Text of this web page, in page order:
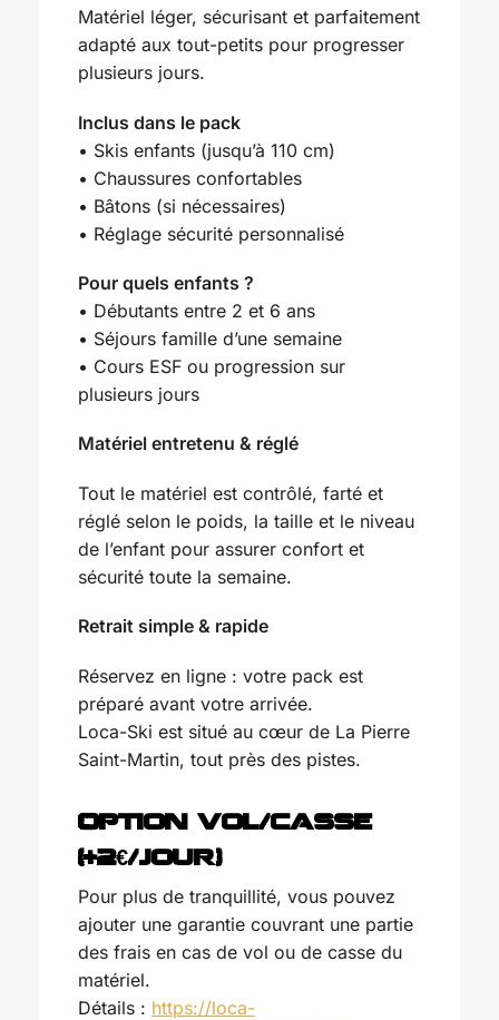
Matériel léger, sécurisant et parfaitement
adapté aux tout-petits pour progresser
plusieurs jours.
Inclus dans le pack
• Skis enfants (jusqu’à 110 cm)
• Chaussures confortables
• Bâtons (si nécessaires)
• Réglage sécurité personnalisé
Pour quels enfants ?
• Débutants entre 2 et 6 ans
• Séjours famille d’une semaine
• Cours ESF ou progression sur
plusieurs jours
Matériel entretenu & réglé
Tout le matériel est contrôlé, farté et
réglé selon le poids, la taille et le niveau
de l’enfant pour assurer confort et
sécurité toute la semaine.
Retrait simple & rapide
Réservez en ligne : votre pack est
préparé avant votre arrivée.
Loca-Ski est situé au cœur de La Pierre
Saint-Martin, tout près des pistes.
Option vol/casse
(+2€/jour)
Pour plus de tranquillité, vous pouvez
ajouter une garantie couvrant une partie
des frais en cas de vol ou de casse du
matériel.
Détails : https://loca-